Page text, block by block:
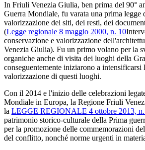
In Friuli Venezia Giulia, ben prima del 90°
Guerra Mondiale, fu varata una prima legge
valorizzazione dei siti, dei resti, dei
(Legge regionale 8 maggio 2000, n. 10
conservazione e valorizzazione
Venezia Giulia). Fu un primo volano per la
organiche anche di visita dei luoghi della
conseguentemente iniziarono a
valorizzazione di questi luoghi.
Con il 2014 e l'inizio delle celebrazioni
Mondiale in Europa, la Regione Friuli
la LEGGE REGIONALE 4 ottobre 2013, n.
patrimonio storico-culturale della Prima
per la promozione delle commemorazioni
del conflitto, nonché norme urgenti in